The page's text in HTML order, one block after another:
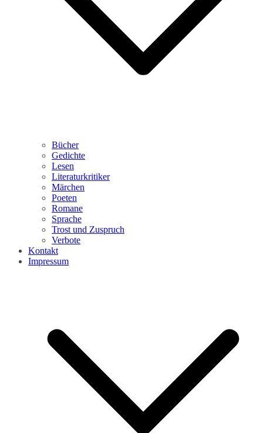
Bücher
Gedichte
Lesen
Literaturkritiker
Märchen
Poeten
Romane
Sprache
Trost und Zuspruch
Verbote
Kontakt
Impressum